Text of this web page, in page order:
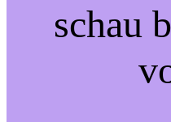
schau